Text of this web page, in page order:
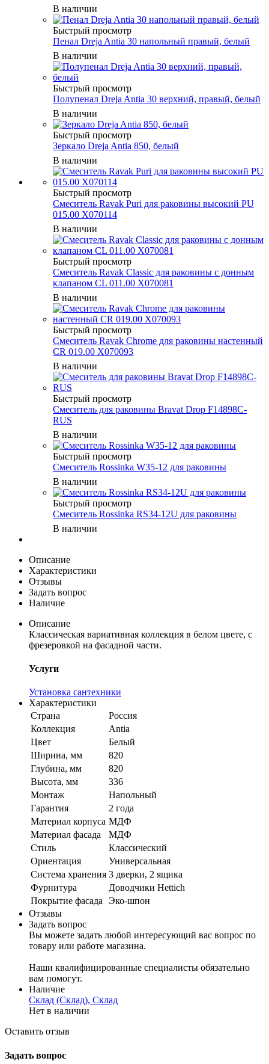
В наличии
Быстрый просмотр
Пенал Dreja Antia 30 напольный правый, белый
В наличии
Быстрый просмотр
Полупенал Dreja Antia 30 верхний, правый, белый
В наличии
Быстрый просмотр
Зеркало Dreja Antia 850, белый
В наличии
Быстрый просмотр
Смеситель Ravak Puri для раковины высокий PU
015.00 X070114
В наличии
Быстрый просмотр
Смеситель Ravak Classic для раковины с донным
клапаном CL 011.00 X070081
В наличии
Быстрый просмотр
Смеситель Ravak Chrome для раковины настенный
CR 019.00 X070093
В наличии
Быстрый просмотр
Смеситель для раковины Bravat Drop F14898C-
RUS
В наличии
Быстрый просмотр
Смеситель Rossinka W35-12 для раковины
В наличии
Быстрый просмотр
Смеситель Rossinka RS34-12U для раковины
В наличии
Описание
Характеристики
Отзывы
Задать вопрос
Наличие
Описание
Классическая вариативная коллекция в белом цвете, с
фрезеровкой на фасадной части.
Услуги
Установка сантехники
Характеристики
Страна
Россия
Коллекция
Antia
Цвет
Белый
Ширина, мм
820
Глубина, мм
820
Высота, мм
336
Монтаж
Напольный
Гарантия
2 года
Материал корпуса МДФ
Материал фасада
МДФ
Стиль
Классический
Ориентация
Универсальная
Система хранения 3 дверки, 2 ящика
Фурнитура
Доводчики Hettich
Покрытие фасада Эко-шпон
Отзывы
Задать вопрос
Вы можете задать любой интересующий вас вопрос по
товару или работе магазина.
Наши квалифицированные специалисты обязательно
вам помогут.
Наличие
Склад (Склад), Склад
Нет в наличии
Оставить отзыв
Задать вопрос